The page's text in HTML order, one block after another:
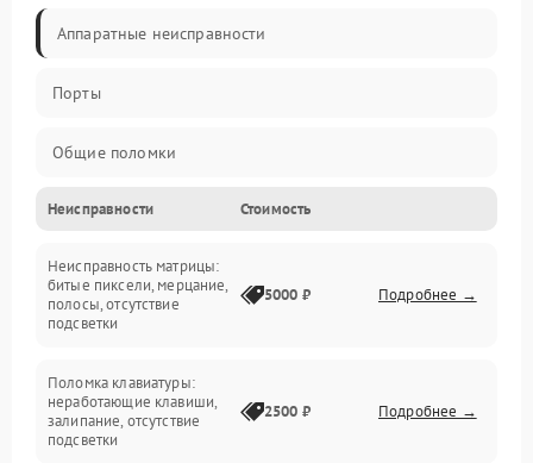
Аппаратные неисправности
Порты
Общие поломки
Устройства
Программные ошибки
Электрические и системные сбои
Интерфейсные проблемы
Батарея
Неисправности Стоимость
Неисправность матрицы:
битые пиксели, мерцание,
полосы, отсутствие
подсветки
5000 ₽ Подробнее →
Поломка клавиатуры:
неработающие клавиши,
залипание, отсутствие
подсветки
2500 ₽ Подробнее →